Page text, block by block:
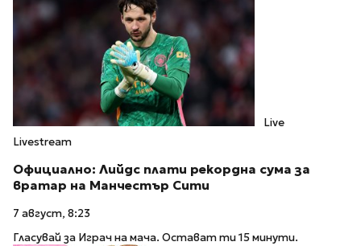
Live
Livestream
Официално: Лийдс плати рекордна сума за
вратар на Манчестър Сити
7 август, 8:23
Гласувай за Играч на мача. Остават ти 15 минути.